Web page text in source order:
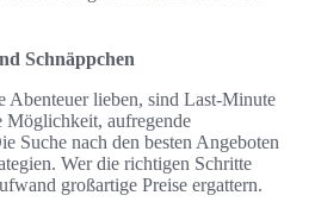
Schnäppchen
Abenteuer lieben, sind Last-Minute
Möglichkeit, aufregende
Suche nach den besten Angeboten
Wer die richtigen Schritte
großartige Preise ergattern.